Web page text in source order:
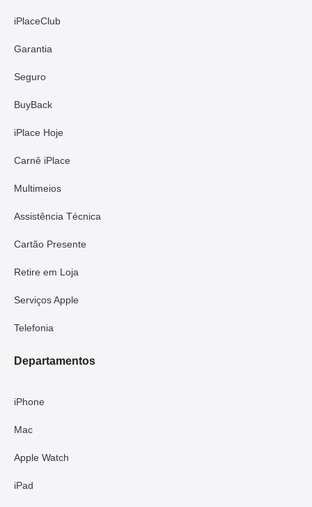
iPlaceClub
Garantia
Seguro
BuyBack
iPlace Hoje
Carnê iPlace
Multimeios
Assistência Técnica
Cartão Presente
Retire em Loja
Serviços Apple
Telefonia
Departamentos
iPhone
Mac
Apple Watch
iPad